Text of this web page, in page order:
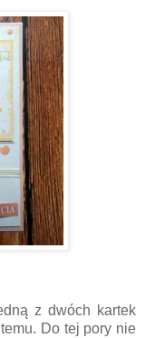
z dwóch kartek
Do tej pory nie